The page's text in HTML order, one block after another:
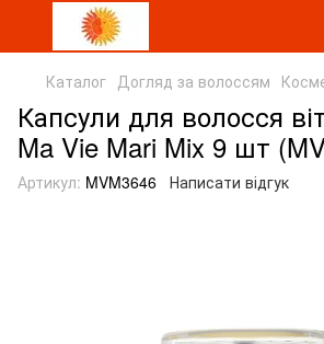
Каталог Догляд за волоссям
Капсули для волосся
Ma Vie Mari Mix 9 шт
Артикул: MVM3646 Написати відгук